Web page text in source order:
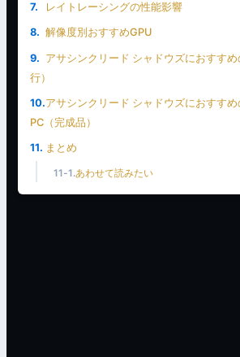
レイトレーシングの性能影響
解像度別おすすめGPU
アサシンクリード シャドウズにおすす
行）
アサシンクリード シャドウズにおすす
PC（完成品）
まとめ
あわせて読みたい